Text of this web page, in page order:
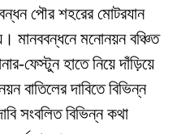
পৌর শহরের মোটরযান
মানববন্ধনে মনোনয়ন বঞ্চিত
ফেস্টুন হাতে নিয়ে দাঁড়িয়ে
বাতিলের দাবিতে বিভিন্ন
সংবলিত বিভিন্ন কথা